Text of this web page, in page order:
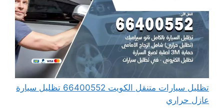
تظليل سيارات متنقل الكويت 66400552 تظليل سيارة
عازل حراري